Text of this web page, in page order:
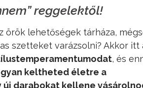
reggelektől!
örök lehetőségek tárháza,
szetteket varázsolni? Akkor itt
, és
keltheted életre a
darabokat kellene